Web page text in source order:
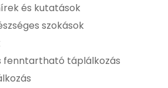
és kutatások
szokások
fenntartható táplálkozás